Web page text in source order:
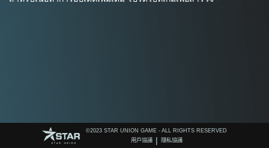
©️2023 STAR UNION GAME - ALL RIGHTS RESERVED
用戶協議
| 隱私協議